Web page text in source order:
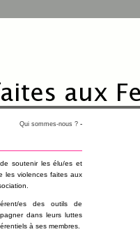
Qui sommes-nous ? -
soutenir les élu/es et
les violences faites aux
es des outils de
dans leurs luttes
à ses membres.